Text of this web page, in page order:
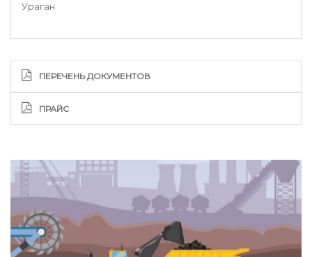
Ураган
ПЕРЕЧЕНЬ ДОКУМЕНТОВ
ПРАЙС